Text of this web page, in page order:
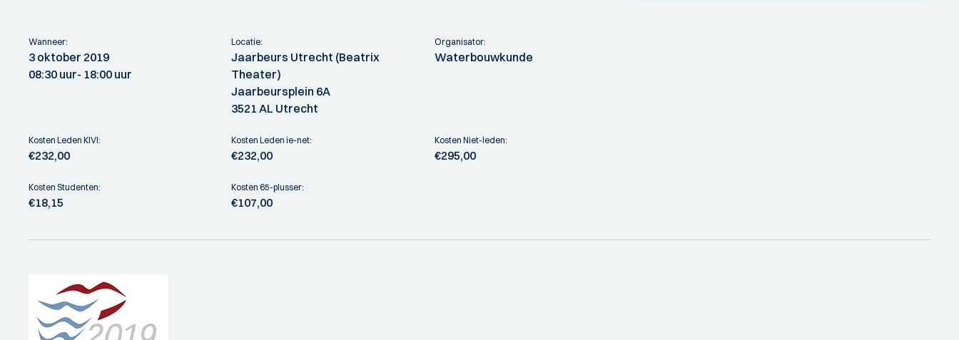
Wanneer:
3 oktober 2019
08:30 uur- 18:00 uur
Locatie:
Jaarbeurs Utrecht (Beatrix
Theater)
Jaarbeursplein 6A
3521 AL Utrecht
Organisator:
Waterbouwkunde
Kosten Leden KIVI:
€232,00
Kosten Leden ie-net:
€232,00
Kosten Niet-leden:
€295,00
Kosten Studenten:
€18,15
Kosten 65-plusser:
€107,00